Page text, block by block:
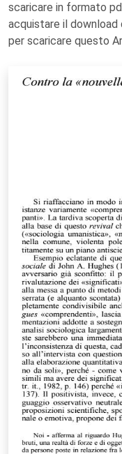
scaricare in formato
acquistare il download
per scaricare questo